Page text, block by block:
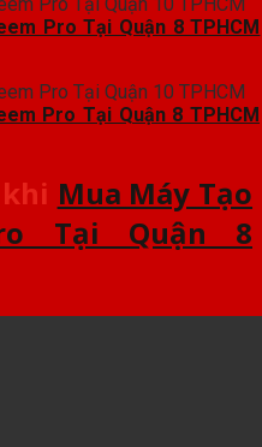
Pro Tại Quận 8 TPHCM
Pro Tại Quận 8 TPHCM
Mua Máy Tạo
Tại Quận 8